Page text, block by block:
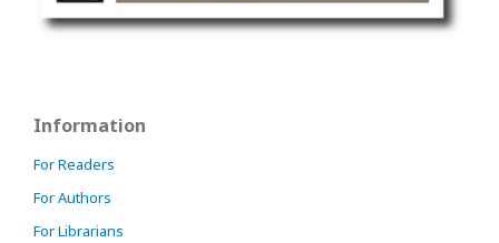
Information
For Readers
For Authors
For Librarians